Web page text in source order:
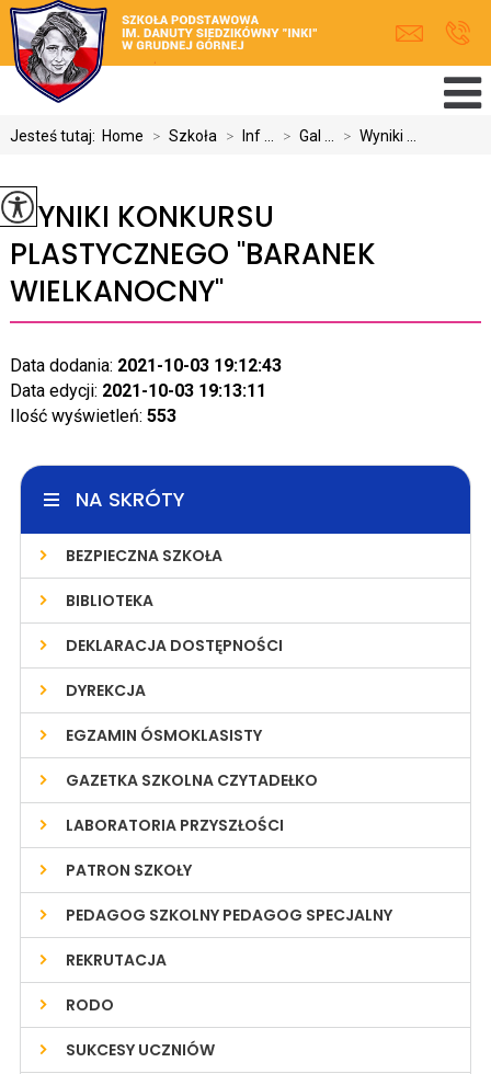
Jesteś tutaj: Home > Szkoła > Inf ... > Gal ... > Wyniki ...
WYNIKI KONKURSU
PLASTYCZNEGO ''BARANEK
WIELKANOCNY''
Data dodania: 2021-10-03 19:12:43
Data edycji: 2021-10-03 19:13:11
Ilość wyświetleń: 553
NA SKRÓTY
BEZPIECZNA SZKOŁA
BIBLIOTEKA
DEKLARACJA DOSTĘPNOŚCI
DYREKCJA
EGZAMIN ÓSMOKLASISTY
GAZETKA SZKOLNA CZYTADEŁKO
LABORATORIA PRZYSZŁOŚCI
PATRON SZKOŁY
PEDAGOG SZKOLNY PEDAGOG SPECJALNY
REKRUTACJA
RODO
SUKCESY UCZNIÓW